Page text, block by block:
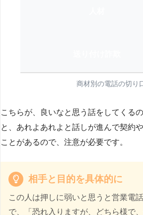
商材別の電話の切り
こちらが、良いなと思う話をしてくる
と、あれよあれよと話しが進んで契約
ことがあるので、注意が必要です。
相手と目的を具体的に
この人は押しに弱いと思うと営業電
で、「恐れ入りますが、どちら様で